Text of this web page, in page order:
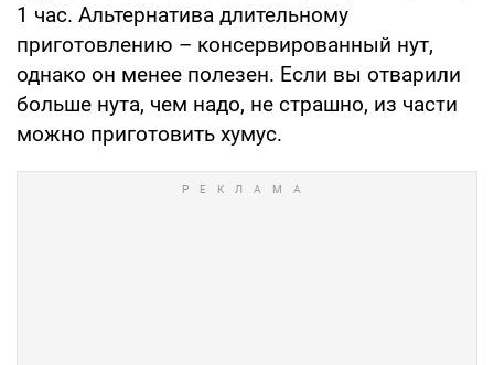
1 час. Альтернатива длительному
приготовлению – консервированный нут,
однако он менее полезен. Если вы отварили
больше нута, чем надо, не страшно, из части
можно приготовить хумус.